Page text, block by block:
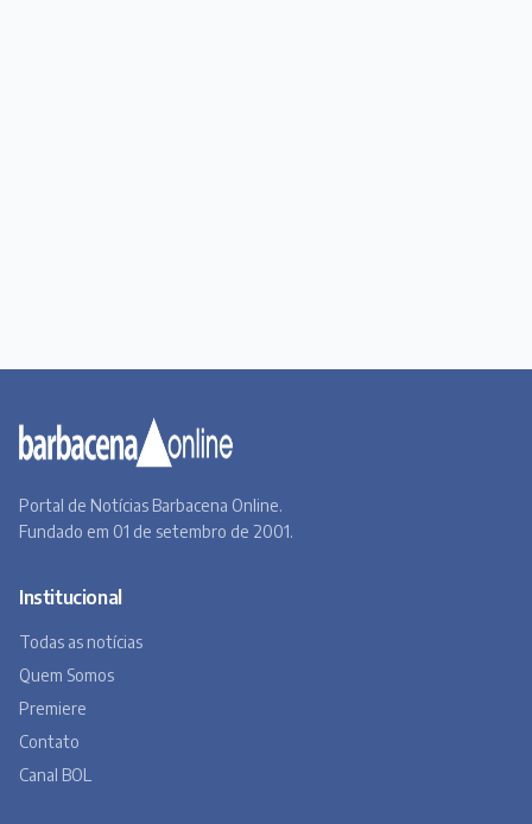
Portal de Notícias Barbacena Online.
Fundado em 01 de setembro de 2001.
Institucional
Todas as notícias
Quem Somos
Premiere
Contato
Canal BOL